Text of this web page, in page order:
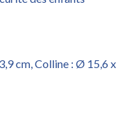
cm, Colline : Ø 15,6 x